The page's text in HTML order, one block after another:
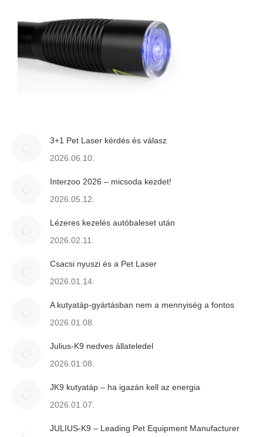
3+1 Pet Laser kérdés és válasz
2026.06.10.
Interzoo 2026 – micsoda kezdet!
2026.05.12.
Lézeres kezelés autóbaleset után
2026.02.11.
Csacsi nyuszi és a Pet Laser
2026.01.14.
A kutyatáp-gyártásban nem a mennyiség a fontos
2026.01.08.
Julius-K9 nedves állateledel
2026.01.08.
JK9 kutyatáp – ha igazán kell az energia
2026.01.07.
JULIUS-K9 – Leading Pet Equipment Manufacturer